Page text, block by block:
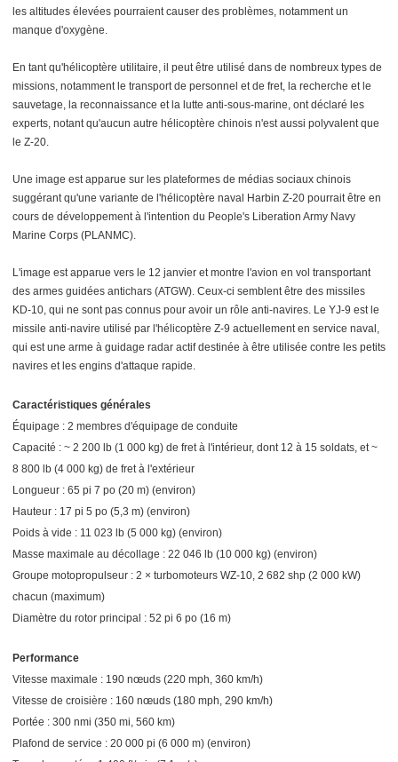
les altitudes élevées pourraient causer des problèmes, notamment un
manque d'oxygène.
En tant qu'hélicoptère utilitaire, il peut être utilisé dans de nombreux types de
missions, notamment le transport de personnel et de fret, la recherche et le
sauvetage, la reconnaissance et la lutte anti-sous-marine, ont déclaré les
experts, notant qu'aucun autre hélicoptère chinois n'est aussi polyvalent que
le Z-20.
Une image est apparue sur les plateformes de médias sociaux chinois
suggérant qu'une variante de l'hélicoptère naval Harbin Z-20 pourrait être en
cours de développement à l'intention du People's Liberation Army Navy
Marine Corps (PLANMC).
L'image est apparue vers le 12 janvier et montre l'avion en vol transportant
des armes guidées antichars (ATGW). Ceux-ci semblent être des missiles
KD-10, qui ne sont pas connus pour avoir un rôle anti-navires. Le YJ-9 est le
missile anti-navire utilisé par l'hélicoptère Z-9 actuellement en service naval,
qui est une arme à guidage radar actif destinée à être utilisée contre les petits
navires et les engins d'attaque rapide.
Caractéristiques générales
Équipage : 2 membres d'équipage de conduite
Capacité : ~ 2 200 lb (1 000 kg) de fret à l'intérieur, dont 12 à 15 soldats, et ~
8 800 lb (4 000 kg) de fret à l'extérieur
Longueur : 65 pi 7 po (20 m) (environ)
Hauteur : 17 pi 5 po (5,3 m) (environ)
Poids à vide : 11 023 lb (5 000 kg) (environ)
Masse maximale au décollage : 22 046 lb (10 000 kg) (environ)
Groupe motopropulseur : 2 × turbomoteurs WZ-10, 2 682 shp (2 000 kW)
chacun (maximum)
Diamètre du rotor principal : 52 pi 6 po (16 m)
Performance
Vitesse maximale : 190 nœuds (220 mph, 360 km/h)
Vitesse de croisière : 160 nœuds (180 mph, 290 km/h)
Portée : 300 nmi (350 mi, 560 km)
Plafond de service : 20 000 pi (6 000 m) (environ)